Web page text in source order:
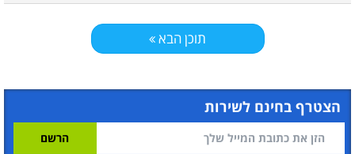
תוכן הבא
הצטרף בחינם לשירות